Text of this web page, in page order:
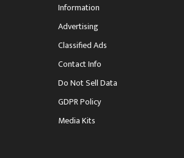
Information
Advertising
Classified Ads
Contact Info
Do Not Sell Data
GDPR Policy
Media Kits